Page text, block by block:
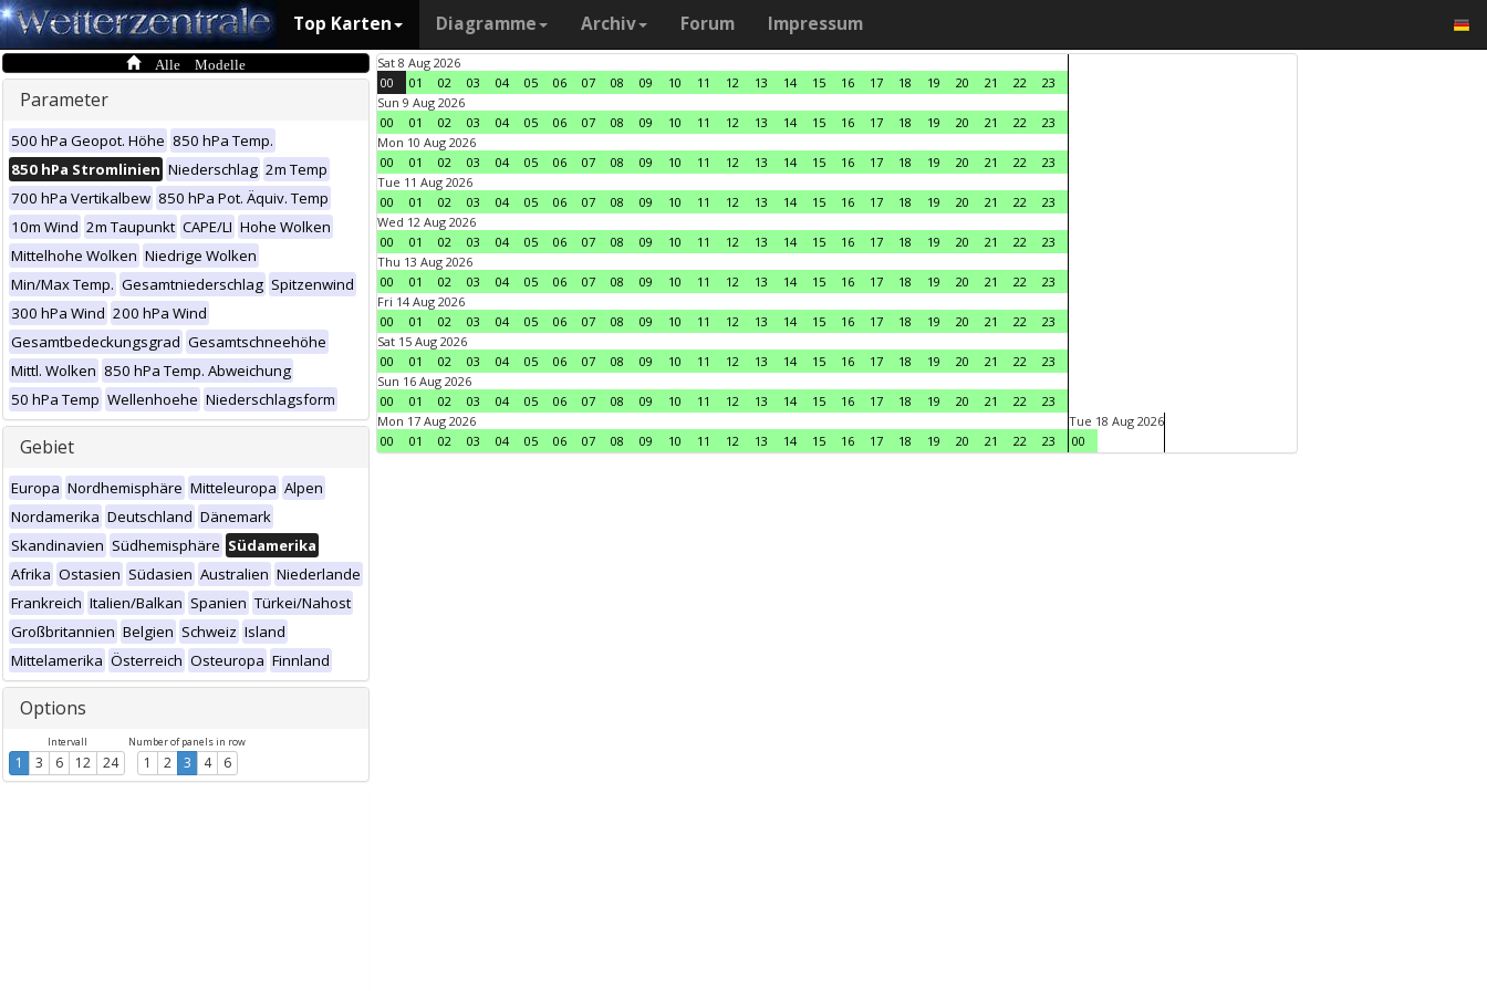
Top Karten Diagramme Archiv Forum Impressum
Alle Modelle
Parameter
500 hPa Geopot. Höhe 850 hPa Temp.
850 hPa Stromlinien Niederschlag 2m Temp
700 hPa Vertikalbew 850 hPa Pot. Äquiv. Temp
10m Wind 2m Taupunkt CAPE/LI Hohe Wolken
Mittelhohe Wolken Niedrige Wolken
Min/Max Temp. Gesamtniederschlag Spitzenwind
300 hPa Wind 200 hPa Wind
Gesamtbedeckungsgrad Gesamtschneehöhe
Mittl. Wolken 850 hPa Temp. Abweichung
50 hPa Temp Wellenhoehe Niederschlagsform
Gebiet
Europa Nordhemisphäre Mitteleuropa Alpen
Nordamerika Deutschland Dänemark
Skandinavien Südhemisphäre Südamerika
Afrika Ostasien Südasien Australien Niederlande
Frankreich Italien/Balkan Spanien Türkei/Nahost
Großbritannien Belgien Schweiz Island
Mittelamerika Österreich Osteuropa Finnland
Options
Intervall
1 3 6 12 24
Number of panels in row
1 2 3 4 6
Sat 8 Aug 2026
00
01 02 03 04 05 06 07 08 09 10 11 12 13 14 15 16 17 18 19 20 21 22
23
Sun 9 Aug 2026
00
01 02 03 04 05 06 07 08 09 10 11 12 13 14 15 16 17 18 19 20 21 22
23
Mon 10 Aug 2026
00
01 02 03 04 05 06 07 08 09 10 11 12 13 14 15 16 17 18 19 20 21 22
23
Tue 11 Aug 2026
00
01 02 03 04 05 06 07 08 09 10 11 12 13 14 15 16 17 18 19 20 21 22
23
Wed 12 Aug 2026
00
01 02 03 04 05 06 07 08 09 10 11 12 13 14 15 16 17 18 19 20 21 22
23
Thu 13 Aug 2026
00
01 02 03 04 05 06 07 08 09 10 11 12 13 14 15 16 17 18 19 20 21 22
23
Fri 14 Aug 2026
00
01 02 03 04 05 06 07 08 09 10 11 12 13 14 15 16 17 18 19 20 21 22
23
Sat 15 Aug 2026
00
01 02 03 04 05 06 07 08 09 10 11 12 13 14 15 16 17 18 19 20 21 22
23
Sun 16 Aug 2026
00
01 02 03 04 05 06 07 08 09 10 11 12 13 14 15 16 17 18 19 20 21 22
23
Mon 17 Aug 2026
00
01 02 03 04 05 06 07 08 09 10 11 12 13 14 15 16 17 18 19 20 21 22 23
Tue 18 Aug 2026
00